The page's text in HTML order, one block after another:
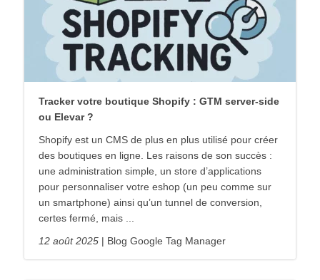
Tracker votre boutique Shopify : GTM server-side
ou Elevar ?
Shopify est un CMS de plus en plus utilisé pour créer
des boutiques en ligne. Les raisons de son succès :
une administration simple, un store d’applications
pour personnaliser votre eshop (un peu comme sur
un smartphone) ainsi qu’un tunnel de conversion,
certes fermé, mais ...
12 août 2025
Blog Google Tag Manager